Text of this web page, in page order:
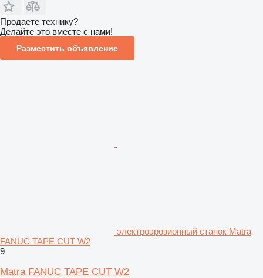
Продаете технику?
Делайте это вместе с нами!
Разместить объявление
электроэрозионный станок Matra
FANUC TAPE CUT W2
9
Matra FANUC TAPE CUT W2